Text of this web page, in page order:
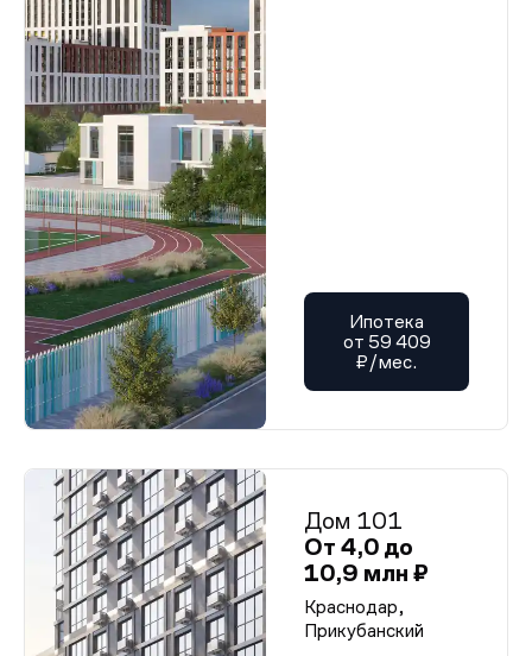
Ипотека
от 59 409
₽/мес.
Дом 101
От 4,0 до
10,9 млн ₽
Краснодар,
Прикубанский